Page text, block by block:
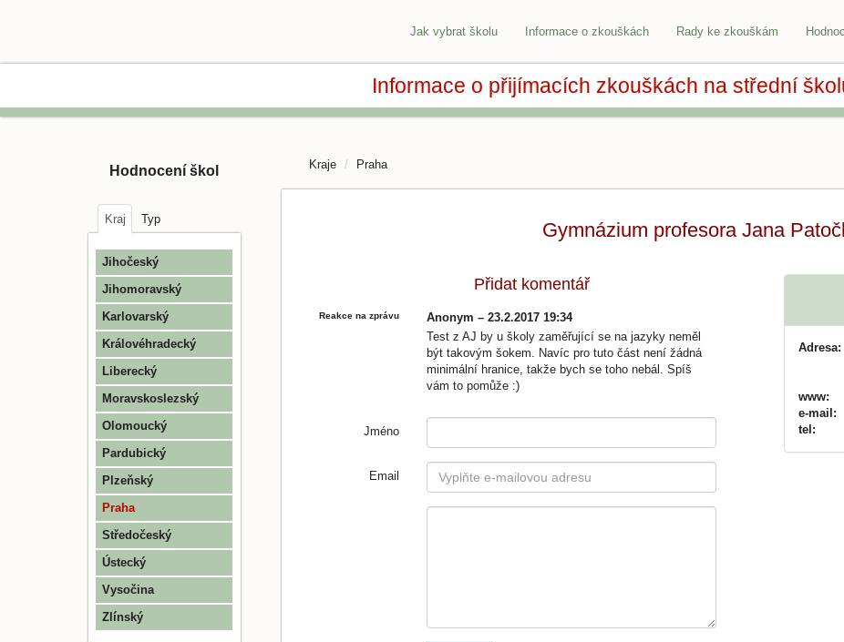
Jak vybrat školu Informace o zkouškách Rady ke zkouškám
Informace o přijímacích zkouškách na střední
Hodnocení škol
Kraj Typ
Jihočeský
Jihomoravský
Karlovarský
Královéhradecký
Liberecký
Moravskoslezský
Olomoucký
Pardubický
Plzeňský
Praha
Středočeský
Ústecký
Vysočina
Zlínský
Kraje Praha
Gymnázium profesora Jana
Přidat komentář
Reakce na zprávu
Anonym – 23.2.2017 19:34
Test z AJ by u školy zaměřující se na jazyky neměl
být takovým šokem. Navíc pro tuto část není žádná
minimální hranice, takže bych se toho nebál. Spíš
vám to pomůže :)
Jméno
Email
Adresa:
www:
e-mail:
tel: